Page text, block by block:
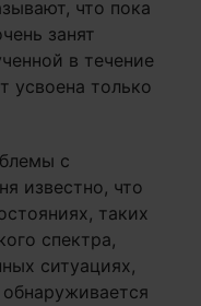
что пока
занят
в течение
усвоена только
с
известно, что
таких
спектра,
ситуациях,